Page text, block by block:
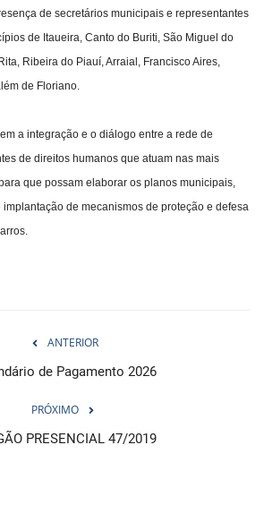
de secretários municipais e representantes
de Itaueira, Canto do Buriti, São Miguel do
Ribeira do Piauí, Arraial, Francisco Aires,
de Floriano.
a integração e o diálogo entre a rede de
de direitos humanos que atuam nas mais
que possam elaborar os planos municipais,
de mecanismos de proteção e defesa
ANTERIOR
de Pagamento 2026
PRÓXIMO
PRESENCIAL 47/2019